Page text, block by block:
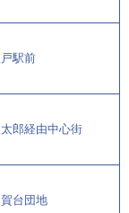
戸駅前
太郎経由中心街
台団地